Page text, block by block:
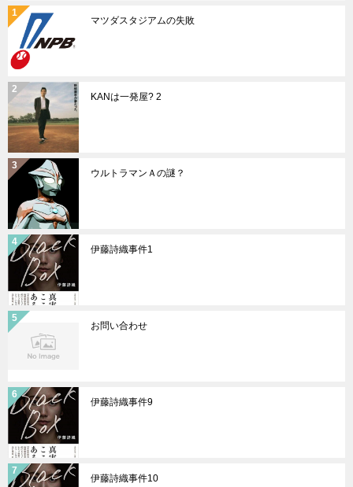
マツダスタジアムの失敗
KANは一発屋? 2
ウルトラマンＡの謎？
伊藤詩織事件1
お問い合わせ
伊藤詩織事件9
伊藤詩織事件10